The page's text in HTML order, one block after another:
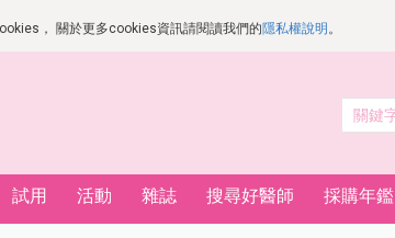
， 關於更多cookies資訊請閱讀我們的隱私權說明 。
試用 活動 雜誌 搜尋好醫師 採購年鑑